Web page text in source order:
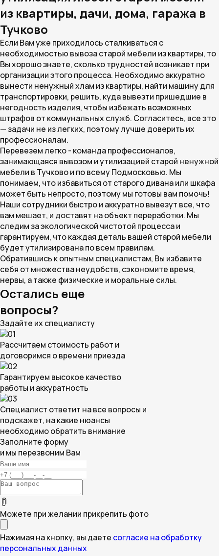
из квартиры, дачи, дома, гаража в
Тучково
Если Вам уже приходилось сталкиваться с
необходимостью вывоза старой мебели из квартиры, то
Вы хорошо знаете, сколько трудностей возникает при
организации этого процесса. Необходимо аккуратно
вынести ненужный хлам из квартиры, найти машину для
транспортировки, решить, куда вывезти пришедшие в
негодность изделия, чтобы избежать возможных
штрафов от коммунальных служб. Согласитесь, все это
— задачи не из легких, поэтому лучше доверить их
профессионалам.
Перевезем легко - команда профессионалов,
занимающаяся вывозом и утилизацией старой ненужной
мебели в Тучково и по всему Подмосковью. Мы
понимаем, что избавиться от старого дивана или шкафа
может быть непросто, поэтому мы готовы вам помочь!
Наши сотрудники быстро и аккуратно вывезут все, что
вам мешает, и доставят на объект переработки. Мы
следим за экологической чистотой процесса и
гарантируем, что каждая деталь вашей старой мебели
будет утилизирована по всем правилам.
Обратившись к опытным специалистам, Вы избавите
себя от множества неудобств, сэкономите время,
нервы, а также физические и моральные силы.
Остались еще
вопросы?
Задайте их специалисту
01
Рассчитаем стоимость работ и
договоримся о времени приезда
02
Гарантируем высокое качество
работы и аккуратность
03
Специалист ответит на все вопросы и
подскажет, на какие нюансы
необходимо обратить внимание
Заполните форму
и мы перезвоним Вам
Можете при желании прикрепить фото
Нажимая на кнопку, вы даете согласие на обработку
персональных данных